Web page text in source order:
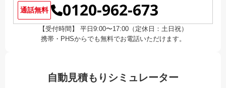
通話無料 0120-962-673
【受付時間】 平日9:00〜17:00（定休日：土日祝）
携帯・PHSからでも無料でお電話いただけます。
自動見積もりシミュレーター